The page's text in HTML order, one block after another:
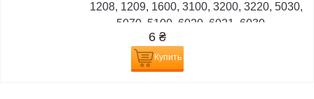
1208, 1209, 1600, 3100, 3200, 3220, 5030,
5070, 5100, 6020, 6021, 6030,...
6 ₴
Купить